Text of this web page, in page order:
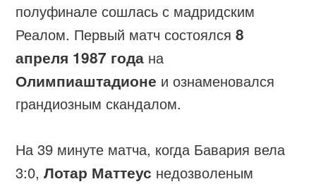
полуфинале сошлась с мадридским
Реалом. Первый матч состоялся8
апреля 1987 года на
Олимпиаштадионе и ознаменовался
грандиозным скандалом.
На 39 минуте матча, когда Бавария вела
3:0,Лотар Маттеус недозволеным